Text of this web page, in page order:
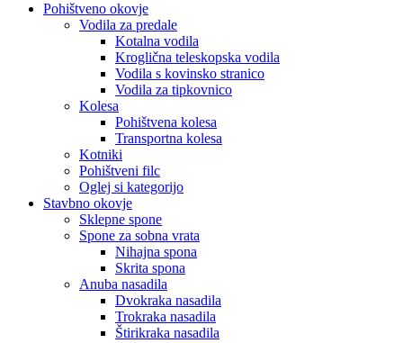
Pohištveno okovje
Vodila za predale
Kotalna vodila
Kroglična teleskopska vodila
Vodila s kovinsko stranico
Vodila za tipkovnico
Kolesa
Pohištvena kolesa
Transportna kolesa
Kotniki
Pohištveni filc
Oglej si kategorijo
Stavbno okovje
Sklepne spone
Spone za sobna vrata
Nihajna spona
Skrita spona
Anuba nasadila
Dvokraka nasadila
Trokraka nasadila
Štirikraka nasadila